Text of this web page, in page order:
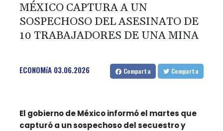
MÉXICO CAPTURA A UN
SOSPECHOSO DEL ASESINATO DE
10 TRABAJADORES DE UNA MINA
ECONOMíA 03.06.2026 Comparta Comparta
El gobierno de México informó el martes que
capturó a un sospechoso del secuestro y